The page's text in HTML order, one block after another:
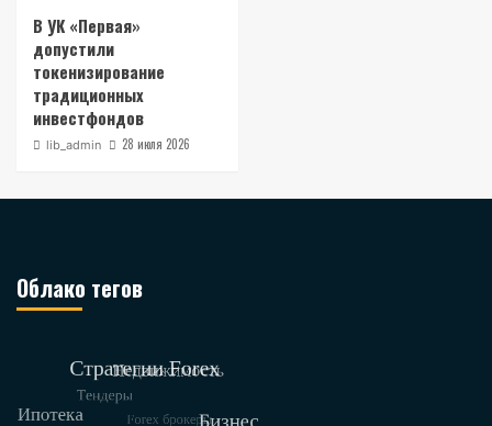
В УК «Первая»
допустили
токенизирование
традиционных
инвестфондов
lib_admin 28 июля 2026
Облако тегов